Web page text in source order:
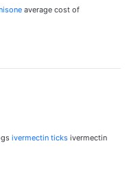
average cost of
ivermectin ticks ivermectin